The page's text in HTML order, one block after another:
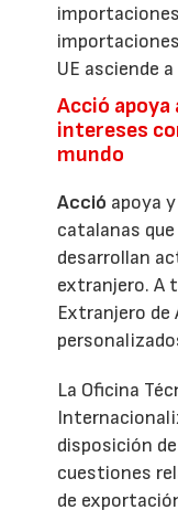
UE asciende
Acció apoya
intereses
mundo
Acció apoya
catalanas
desarrollan
extranjero. A
Extranjero de
La Oficina
disposición
cuestiones
de